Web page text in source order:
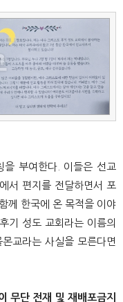
을 부여한다. 이들은 선교
서 편지를 전달하면서 포
께 한국에 온 목적을 이야
기 성도 교회라는 이름의
교라는 사실을 모른다면
무단 전재 및 재배포금지